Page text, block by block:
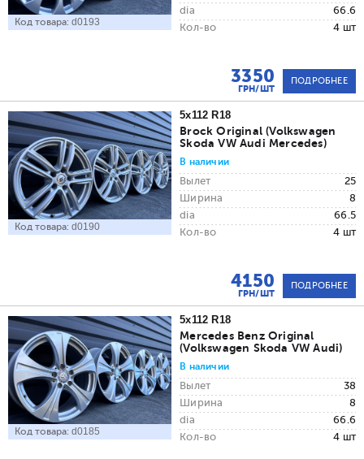
Код товара: d0193
dia
66.6
Кол-во
4 шт
3350
ГРН/ШТ
ПОДРОБНЕЕ
Код товара: d0190
5x112 R18
Brock Original (Volkswagen
Skoda VW Audi Mercedes)
В наличии
Вылет
25
Ширина
8
dia
66.5
Кол-во
4 шт
4150
ГРН/ШТ
ПОДРОБНЕЕ
Код товара: d0185
5x112 R18
Mercedes Benz Original
(Volkswagen Skoda VW Audi)
В наличии
Вылет
38
Ширина
8
dia
66.6
Кол-во
4 шт